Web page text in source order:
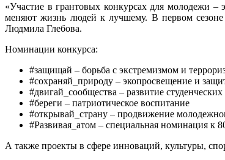
«Участие в грантовых конкурсах для молодежи
меняют жизнь людей к лучшему. В первом
Людмила Глебова.
Номинации конкурса:
#защищай – борьба с экстремизмом и
#сохраняй_природу – экопросвещение и
#двигай_сообщества – развитие
#береги – патриотическое воспитание
#открывай_страну – продвижение
#Развивая_атом – специальная номинация к
А также проекты в сфере инноваций, культуры,